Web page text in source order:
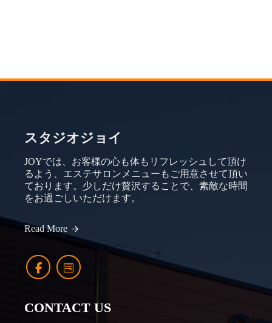
スタジオジョイ
JOYでは、お客様の心も体もリフレッシュして頂け
るよう、エステサロンメニューもご用意させて頂い
ております。少しだけ贅沢することで、素敵な時間
をお過ごしいただけます。
Read More
CONTACT US